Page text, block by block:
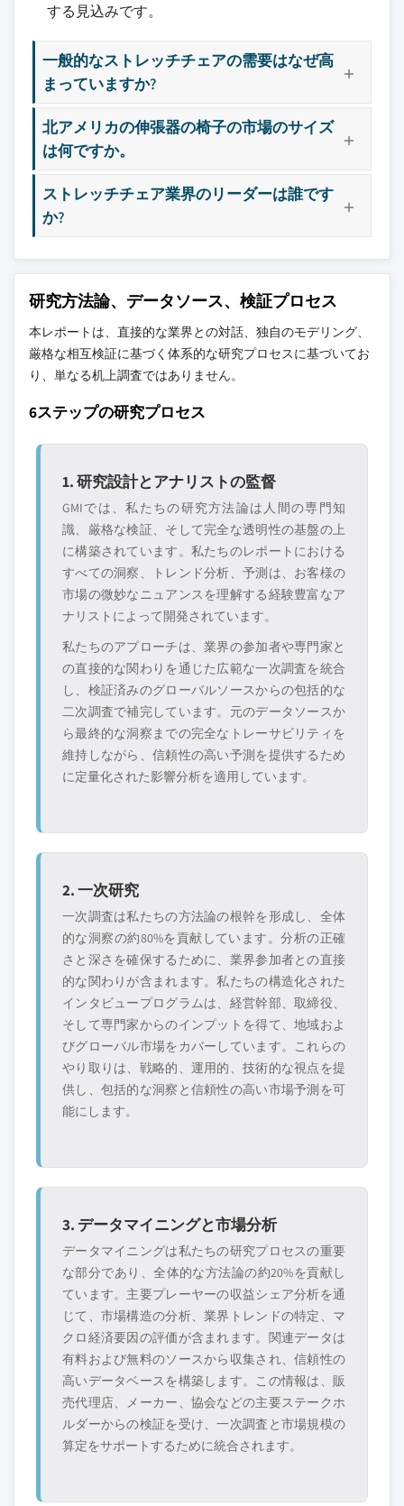
する見込みです。
一般的なストレッチチェアの需要はなぜ高
まっていますか?
北アメリカの伸張器の椅子の市場のサイズ
は何ですか。
ストレッチチェア業界のリーダーは誰です
か?
研究方法論、データソース、検証プロセス
本レポートは、直接的な業界との対話、独自のモデリング、
厳格な相互検証に基づく体系的な研究プロセスに基づいてお
り、単なる机上調査ではありません。
6ステップの研究プロセス
1. 研究設計とアナリストの監督
GMIでは、私たちの研究方法論は人間の専門知
識、厳格な検証、そして完全な透明性の基盤の上
に構築されています。私たちのレポートにおける
すべての洞察、トレンド分析、予測は、お客様の
市場の微妙なニュアンスを理解する経験豊富なア
ナリストによって開発されています。
私たちのアプローチは、業界の参加者や専門家と
の直接的な関わりを通じた広範な一次調査を統合
し、検証済みのグローバルソースからの包括的な
二次調査で補完しています。元のデータソースか
ら最終的な洞察までの完全なトレーサビリティを
維持しながら、信頼性の高い予測を提供するため
に定量化された影響分析を適用しています。
2. 一次研究
一次調査は私たちの方法論の根幹を形成し、全体
的な洞察の約80%を貢献しています。分析の正確
さと深さを確保するために、業界参加者との直接
的な関わりが含まれます。私たちの構造化された
インタビュープログラムは、経営幹部、取締役、
そして専門家からのインプットを得て、地域およ
びグローバル市場をカバーしています。これらの
やり取りは、戦略的、運用的、技術的な視点を提
供し、包括的な洞察と信頼性の高い市場予測を可
能にします。
3. データマイニングと市場分析
データマイニングは私たちの研究プロセスの重要
な部分であり、全体的な方法論の約20%を貢献し
ています。主要プレーヤーの収益シェア分析を通
じて、市場構造の分析、業界トレンドの特定、マ
クロ経済要因の評価が含まれます。関連データは
有料および無料のソースから収集され、信頼性の
高いデータベースを構築します。この情報は、販
売代理店、メーカー、協会などの主要ステークホ
ルダーからの検証を受け、一次調査と市場規模の
算定をサポートするために統合されます。